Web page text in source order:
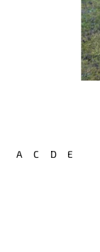
A C D
E